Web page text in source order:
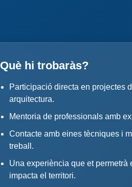
Què hi trobaràs?
Participació directa en projectes
arquitectura.
Mentoria de professionals amb
Contacte amb eines tècniques i
treball.
Una experiència que et permetrà
impacta el territori.